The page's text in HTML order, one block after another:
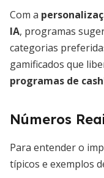
Com a
IA, programas
categorias
gamificados que
programas de
Números
Para entender o
típicos e exemplos